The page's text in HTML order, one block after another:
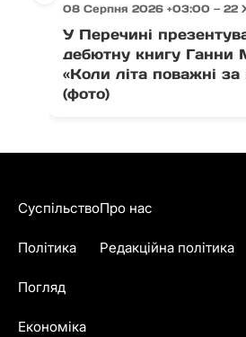
08 Серпня 2026 +03:00 — 22
У Перечині
дебютну книгу Ганни
«Коли літа поважні
(фото)
Суспільство
Політика
Погляд
Економіка
Про нас
Редакційна політика